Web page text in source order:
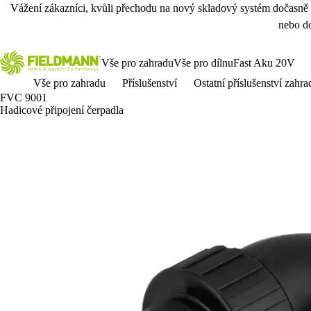
Vážení zákazníci, kvůli přechodu na nový skladový systém
nebo
Vše pro zahraduVše pro dílnuFast Aku 20V
Vše pro zahradu
Příslušenství
Ostatní příslušenství
FVC 9001
Hadicové připojení čerpadla